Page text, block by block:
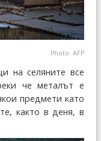
Photo: AFP
на селяните все
че металът е
предмети като
както в деня, в